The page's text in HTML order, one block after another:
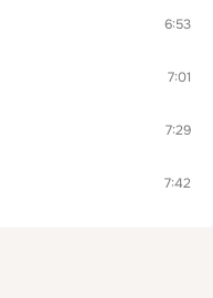
6:53
7:01
7:29
7:42